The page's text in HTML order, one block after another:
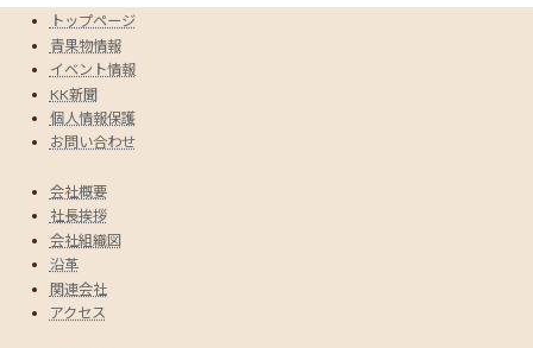
トップページ
青果物情報
イベント情報
KK新聞
個人情報保護
お問い合わせ
会社概要
社長挨拶
会社組織図
沿革
関連会社
アクセス